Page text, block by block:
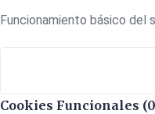
Funcionamiento básico del
Cookies Funcionales